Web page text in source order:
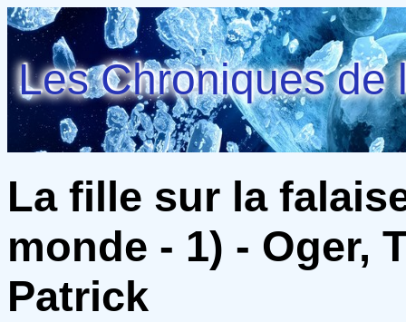
Les Chroniques de
La fille sur la
monde - 1) - Oger,
Patrick